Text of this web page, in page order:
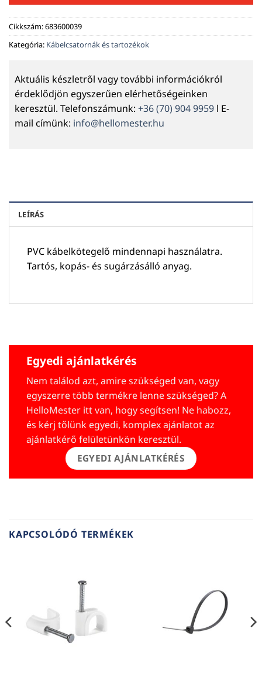
Cikkszám:683600039
Kategória: Kábelcsatornák és tartozékok
Aktuális készletről vagy további információkról
érdeklődjön egyszerűen elérhetőségeinken
keresztül. Telefonszámunk: +36 (70) 904 9959 l E-
mail címünk: info@hellomester.hu
LEÍRÁS
PVC kábelkötegelő mindennapi használatra.
Tartós, kopás- és sugárzásálló anyag.
Egyedi ajánlatkérés
Nem találod azt, amire szükséged van, vagy
egyszerre több termékre lenne szükséged? A
HelloMester itt van, hogy segítsen! Ne habozz,
és kérj tőlünk egyedi, komplex ajánlatot az
ajánlatkérő felületünkön keresztül.
EGYEDI AJÁNLATKÉRÉS
KAPCSOLÓDÓ TERMÉKEK